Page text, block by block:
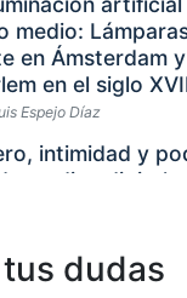
medio:
en Ámsterdam y
en el siglo
Espejo Díaz
intimidad y
medios digitales
Gómez-Urrutia, Felipe
dudas